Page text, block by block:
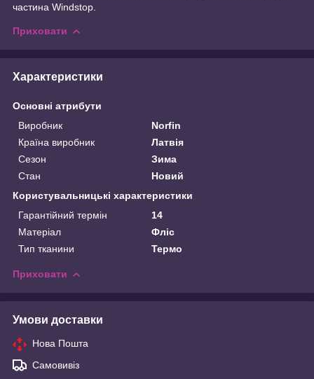
частина Windstop.
Приховати
Характеристики
Основні атрибути
Виробник
Norfin
Країна виробник
Латвія
Сезон
Зима
Стан
Новий
Користувальницькі характеристики
Гарантійний термін
14
Матеріал
Фліс
Тип тканини
Термо
Приховати
Умови доставки
Нова Пошта
Самовивіз